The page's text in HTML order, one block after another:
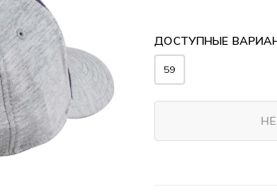
ДОСТУПНЫЕ
59